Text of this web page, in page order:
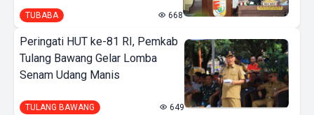
TUBABA 668
Peringati HUT ke-81 RI, Pemkab
Tulang Bawang Gelar Lomba
Senam Udang Manis
TULANG BAWANG 649